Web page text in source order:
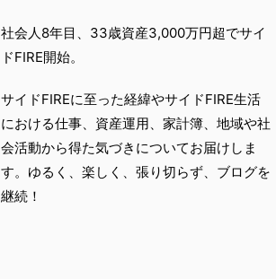
社会人8年目、33歳資産3,000万円超でサイ
ドFIRE開始。
サイドFIREに至った経緯やサイドFIRE生活
における仕事、資産運用、家計簿、地域や社
会活動から得た気づきについてお届けしま
す。ゆるく、楽しく、張り切らず、ブログを
継続！